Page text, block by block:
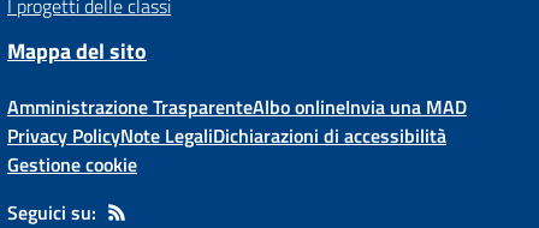
I progetti delle classi
Mappa del sito
Amministrazione TrasparenteAlbo onlineInvia una MAD
Privacy PolicyNote LegaliDichiarazioni di accessibilità
Gestione cookie
Seguici su: